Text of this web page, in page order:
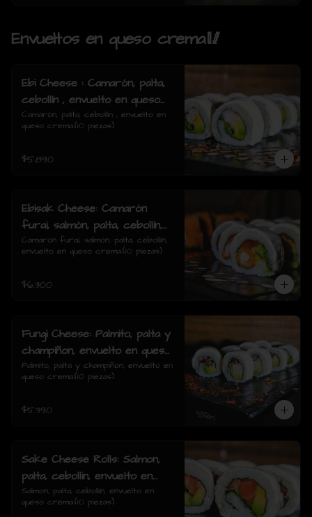
Envueltos en queso crema🥢
Ebi Cheese : Camarón, palta,
cebollín , envuelto en queso
crema.
Camarón, palta, cebollín , envuelto en
queso crema.(10 piezas)
$5.890
Ebisak Cheese: Camarón
furai, salmón, palta, cebollín,
envuelto en queso crema.
Camarón furai, salmón, palta, cebollín,
envuelto en queso crema.(10 piezas)
$6.300
Fungi Cheese: Palmito, palta y
champiñon, envuelto en queso
crema.
Palmito, palta y champiñon, envuelto en
queso crema.(10 piezas)
$5.390
Sake Cheese Rolls: Salmon,
palta, cebollin, envuelto en
queso crema.
Salmon, palta, cebollín, envuelto en
queso crema.(10 piezas)